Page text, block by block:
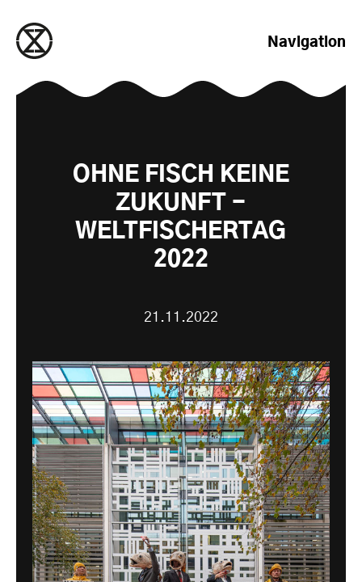
Navigation
OHNE FISCH KEINE
ZUKUNFT -
WELTFISCHERTAG
2022
21.11.2022